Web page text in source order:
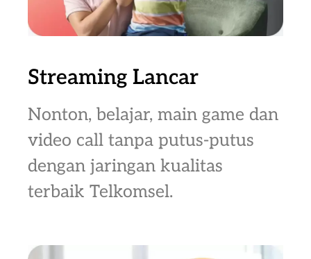
Streaming Lancar
Nonton, belajar, main game dan
video call tanpa putus-putus
dengan jaringan kualitas
terbaik Telkomsel.